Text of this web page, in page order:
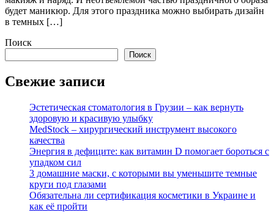
будет маникюр. Для этого праздника можно выбирать дизайн
в темных […]
Поиск
Поиск
Свежие записи
Эстетическая стоматология в Грузии – как вернуть
здоровую и красивую улыбку
MedStock – хирургический инструмент высокого
качества
Энергия в дефиците: как витамин D помогает бороться с
упадком сил
3 домашние маски, с которыми вы уменьшите темные
круги под глазами
Обязательна ли сертификация косметики в Украине и
как её пройти